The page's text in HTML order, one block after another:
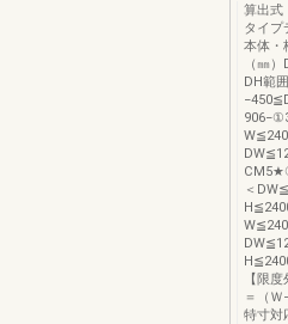
算出
タイ
本体・
（㎜
DH範
＜
【限
＝（
特寸対